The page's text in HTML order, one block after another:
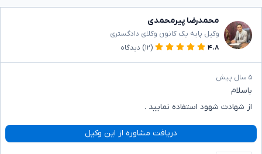
محمدرضا پیرمحمدی
وکیل پایه یک کانون وکلای دادگستری
۴.۸
(۱۲) دیدگاه
۵ سال پیش
باسلام
از شهادت شهود استفاده نمایید .
دریافت مشاوره از این وکیل